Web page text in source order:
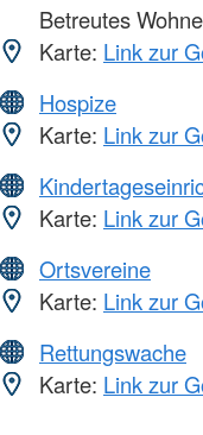
Betreutes
Karte: Link zur
Hospize
Karte: Link zur
Karte: Link zur
Ortsvereine
Karte: Link zur
Rettungswache
Karte: Link zur